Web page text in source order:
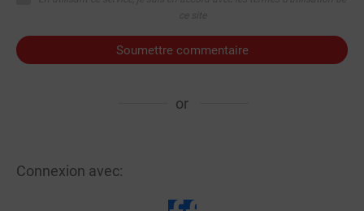
Soumettre commentaire
or
Connexion avec: